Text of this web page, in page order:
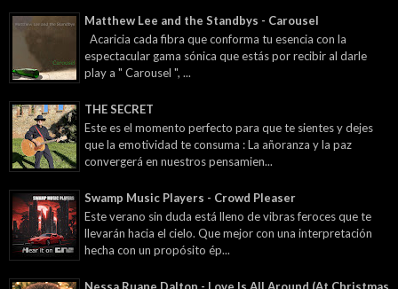
Matthew Lee and the Standbys - Carousel
Acaricia cada fibra que conforma tu esencia con la
espectacular gama sónica que estás por recibir al darle
play a " Carousel ", ...
THE SECRET
Este es el momento perfecto para que te sientes y dejes
que la emotividad te consuma : La añoranza y la paz
convergerá en nuestros pensamien...
Swamp Music Players - Crowd Pleaser
Este verano sin duda está lleno de vibras feroces que te
llevarán hacia el cielo. Que mejor con una interpretación
hecha con un propósito ép...
Nessa Ruane Dalton - Love Is All Around (At Christmas